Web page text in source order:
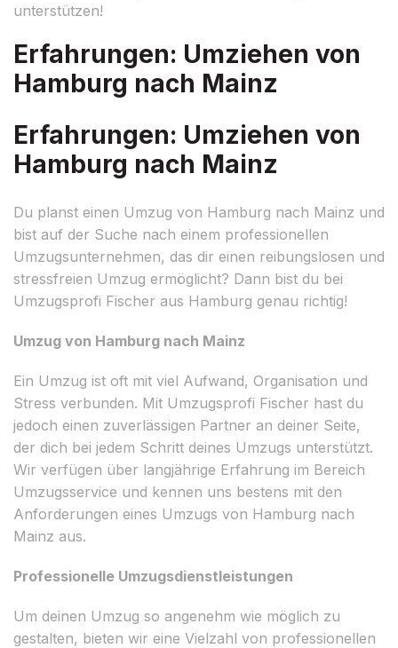
unterstützen!
Erfahrungen: Umziehen von
Hamburg nach Mainz
Erfahrungen: Umziehen von
Hamburg nach Mainz
Du planst einen Umzug von Hamburg nach Mainz und
bist auf der Suche nach einem professionellen
Umzugsunternehmen, das dir einen reibungslosen und
stressfreien Umzug ermöglicht? Dann bist du bei
Umzugsprofi Fischer aus Hamburg genau richtig!
Umzug von Hamburg nach Mainz
Ein Umzug ist oft mit viel Aufwand, Organisation und
Stress verbunden. Mit Umzugsprofi Fischer hast du
jedoch einen zuverlässigen Partner an deiner Seite,
der dich bei jedem Schritt deines Umzugs unterstützt.
Wir verfügen über langjährige Erfahrung im Bereich
Umzugsservice und kennen uns bestens mit den
Anforderungen eines Umzugs von Hamburg nach
Mainz aus.
Professionelle Umzugsdienstleistungen
Um deinen Umzug so angenehm wie möglich zu
gestalten, bieten wir eine Vielzahl von professionellen